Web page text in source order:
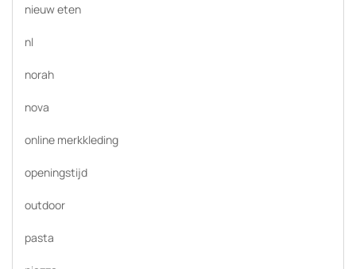
nieuw eten
nl
norah
nova
online merkkleding
openingstijd
outdoor
pasta